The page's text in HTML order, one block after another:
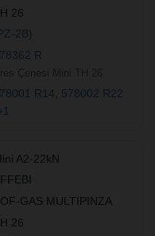
26
2B)
R
R14
578002 R22
A2-22kN
GAS MULTIPINZA
26